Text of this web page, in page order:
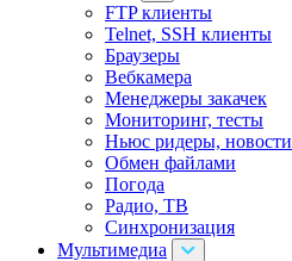
FTP клиенты
Telnet, SSH клиенты
Браузеры
Вебкамера
Менеджеры закачек
Мониторинг, тесты
Ньюс ридеры, новости
Обмен файлами
Погода
Радио, ТВ
Синхронизация
Мультимедиа